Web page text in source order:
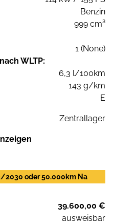
Benzin
999 cm³
1 (None)
WLTP:
6,3 l/100km
143 g/km
E
Zentrallager
2030 oder 50.000km Na
39.600,00 €
ausweisbar